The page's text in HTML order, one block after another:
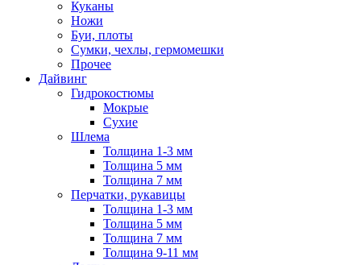
Куканы
Ножи
Буи, плоты
Сумки, чехлы, гермомешки
Прочее
Дайвинг
Гидрокостюмы
Мокрые
Сухие
Шлема
Толщина 1-3 мм
Толщина 5 мм
Толщина 7 мм
Перчатки, рукавицы
Толщина 1-3 мм
Толщина 5 мм
Толщина 7 мм
Толщина 9-11 мм